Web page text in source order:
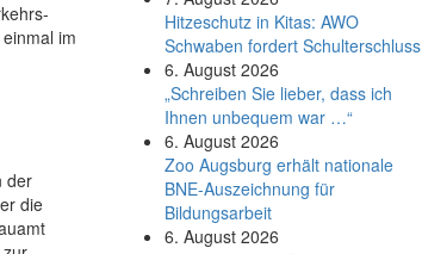
im
der
die
Hitzeschutz in Kitas: AWO
Schwaben fordert Schulterschluss
6. August 2026
„Schreiben Sie lieber, dass ich
Ihnen unbequem war …“
6. August 2026
Zoo Augsburg erhält nationale
BNE-Auszeichnung für
Bildungsarbeit
6. August 2026